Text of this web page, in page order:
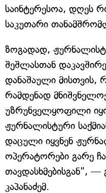
საინტერესოა, დღეს
საკუთარი
ზოგადად,
შეშლასთან
დანაშაული მისთვის,
რამდენად
უზრუნველყოფილი
ჟურნალისტური
დაცული იყვნენ
ოპერატორები გარე
თავდასხმებისგან", —
კაპანაძემ.